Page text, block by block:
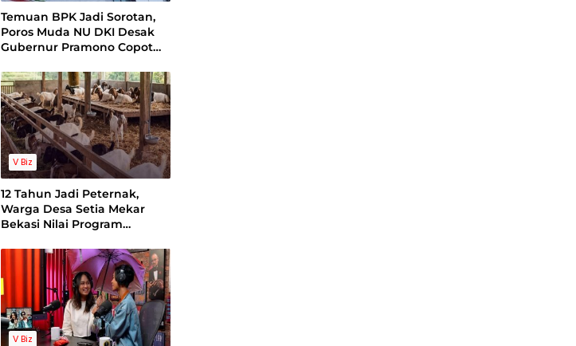
Temuan BPK Jadi Sorotan,
Poros Muda NU DKI Desak
Gubernur Pramono Copot
V Biz
12 Tahun Jadi Peternak,
Warga Desa Setia Mekar
Bekasi Nilai Program
Tertutup
V Biz